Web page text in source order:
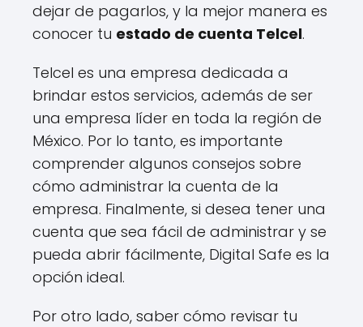
dejar de pagarlos, y la mejor manera es
conocer tu estado de cuenta Telcel.
Telcel es una empresa dedicada a
brindar estos servicios, además de ser
una empresa líder en toda la región de
México. Por lo tanto, es importante
comprender algunos consejos sobre
cómo administrar la cuenta de la
empresa. Finalmente, si desea tener una
cuenta que sea fácil de administrar y se
pueda abrir fácilmente, Digital Safe es la
opción ideal.
Por otro lado, saber cómo revisar tu